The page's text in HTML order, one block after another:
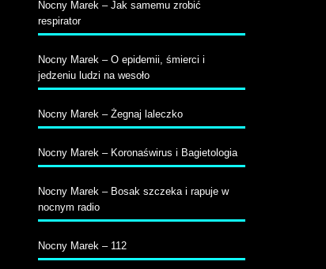
Nocny Marek – Jak samemu zrobić
respirator
Nocny Marek – O epidemii, śmierci i
jedzeniu ludzi na wesoło
Nocny Marek – Żegnaj laleczko
Nocny Marek – Koronaświrus i Bagietologia
Nocny Marek – Bosak szczeka i rapuje w
nocnym radio
Nocny Marek – 112